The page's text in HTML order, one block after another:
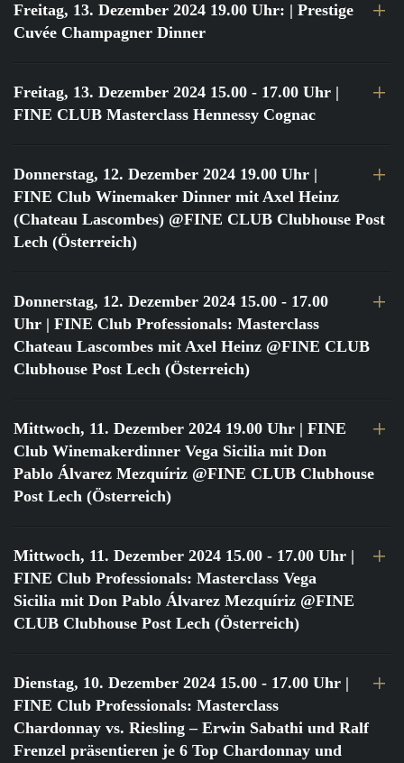
Freitag, 13. Dezember 2024 19.00 Uhr: | Prestige
Cuvée Champagner Dinner
Freitag, 13. Dezember 2024 15.00 - 17.00 Uhr |
FINE CLUB Masterclass Hennessy Cognac
Donnerstag, 12. Dezember 2024 19.00 Uhr |
FINE Club Winemaker Dinner mit Axel Heinz
(Chateau Lascombes) @FINE CLUB Clubhouse Post
Lech (Österreich)
Donnerstag, 12. Dezember 2024 15.00 - 17.00
Uhr | FINE Club Professionals: Masterclass
Chateau Lascombes mit Axel Heinz @FINE CLUB
Clubhouse Post Lech (Österreich)
Mittwoch, 11. Dezember 2024 19.00 Uhr | FINE
Club Winemakerdinner Vega Sicilia mit Don
Pablo Álvarez Mezquíriz @FINE CLUB Clubhouse
Post Lech (Österreich)
Mittwoch, 11. Dezember 2024 15.00 - 17.00 Uhr |
FINE Club Professionals: Masterclass Vega
Sicilia mit Don Pablo Álvarez Mezquíriz @FINE
CLUB Clubhouse Post Lech (Österreich)
Dienstag, 10. Dezember 2024 15.00 - 17.00 Uhr |
FINE Club Professionals: Masterclass
Chardonnay vs. Riesling – Erwin Sabathi und Ralf
Frenzel präsentieren je 6 Top Chardonnay und